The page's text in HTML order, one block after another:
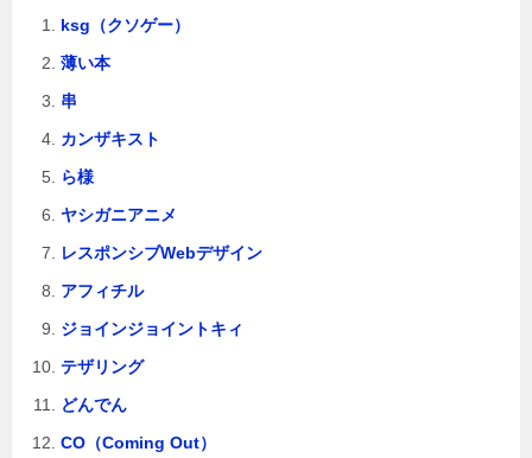
ksg（クソゲー）
薄い本
串
カンザキスト
ら様
ヤシガニアニメ
レスポンシブWebデザイン
アフィチル
ジョインジョイントキィ
テザリング
どんでん
CO（Coming Out）